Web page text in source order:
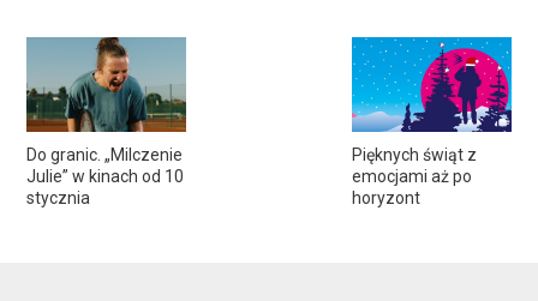
Do granic. „Milczenie
Julie” w kinach od 10
stycznia
Pięknych świąt z
emocjami aż po
horyzont